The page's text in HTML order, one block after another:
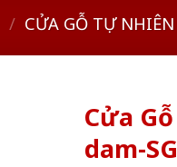
/ CỬA GỖ TỰ NHIÊN
Cửa
dam-